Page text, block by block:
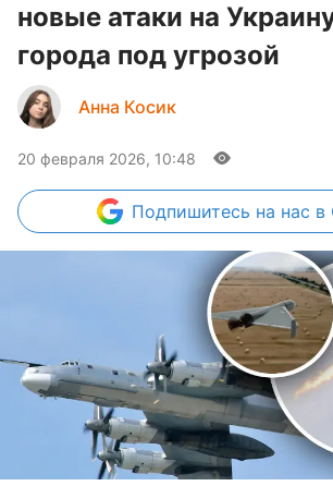
новые атаки на
города под угрозой
Анна Косик
20 февраля 2026, 10:48
Подпишитесь на нас в